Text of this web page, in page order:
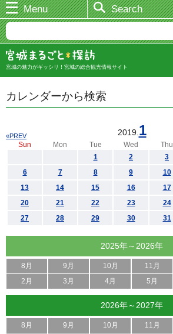
Menu Search
宮城の魅力がギッシリ！宮城の総合観光情報サイト
カレンダーから検索
2019. 1
«PREV
Sun Mon Tue Wed Thu
1
2 3
6
7 8 9 10
13
14 15 16 17
20
21 22 23 24
27
28 29 30 31
2025年～2026年
8月 9月 10月 11月
2月
3月 4月 5月
2026年～2027年
8月 9月 10月 11月